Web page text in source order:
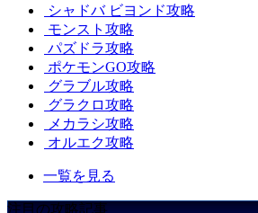
シャドバ ビヨンド攻略
モンスト攻略
パズドラ攻略
ポケモンGO攻略
グラブル攻略
グラクロ攻略
メカラシ攻略
オルエク攻略
一覧を見る
注目の攻略記事